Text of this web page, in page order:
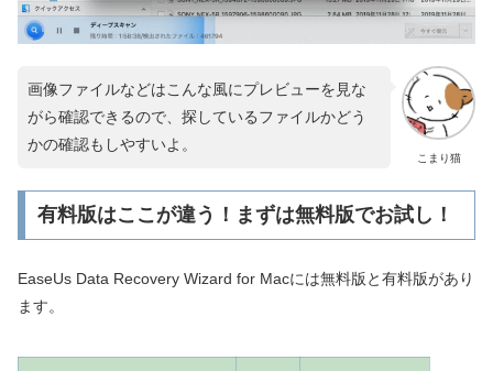
こまり猫
画像ファイルなどはこんな風にプレビューを見な
がら確認できるので、探しているファイルかどう
かの確認もしやすいよ。
有料版はここが違う！まずは無料版でお試し！
EaseUs Data Recovery Wizard for Macには無料版と有料版があり
ます。